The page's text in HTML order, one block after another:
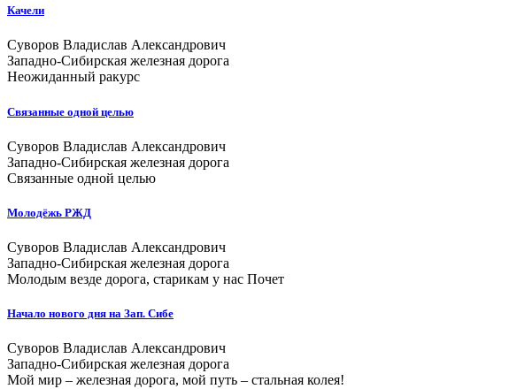
Качели
Суворов Владислав Александрович
Западно-Сибирская железная дорога
Неожиданный ракурс
Связанные одной целью
Суворов Владислав Александрович
Западно-Сибирская железная дорога
Связанные одной целью
Молодёжь РЖД
Суворов Владислав Александрович
Западно-Сибирская железная дорога
Молодым везде дорога, старикам у нас Почет
Начало нового дня на Зап. Сибе
Суворов Владислав Александрович
Западно-Сибирская железная дорога
Мой мир – железная дорога, мой путь – стальная колея!